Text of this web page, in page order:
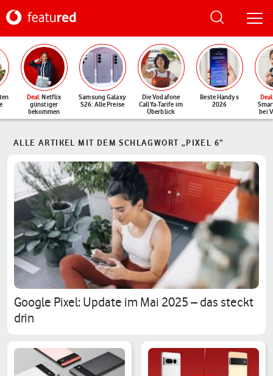
Deal: Netflix
günstiger
bekommen
Samsung Galaxy
S26: Alle Preise
Die Vodafone
CallYa-Tarife im
Überblick
Beste Handys
2026
Deal
bei
ALLE ARTIKEL MIT DEM SCHLAGWORT „PIXEL 6“
Google Pixel: Update im Mai 2025 – das steckt
drin